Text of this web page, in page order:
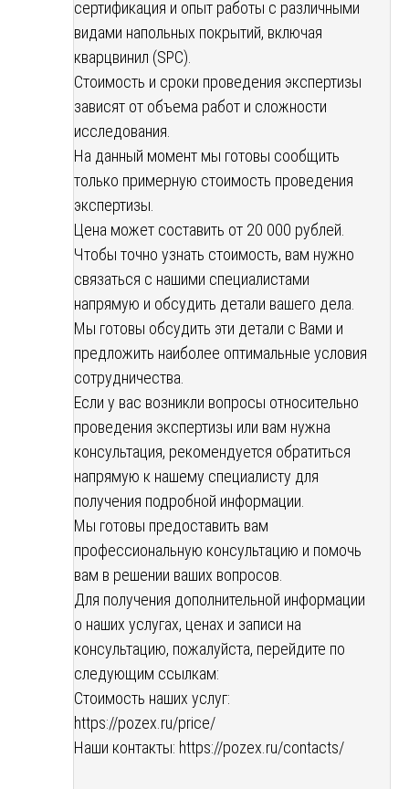
сертификация и опыт работы с различными
видами напольных покрытий, включая
кварцвинил (SPC).
Стоимость и сроки проведения экспертизы
зависят от объема работ и сложности
исследования.
На данный момент мы готовы сообщить
только примерную стоимость проведения
экспертизы.
Цена может составить от 20 000 рублей.
Чтобы точно узнать стоимость, вам нужно
связаться с нашими специалистами
напрямую и обсудить детали вашего дела.
Мы готовы обсудить эти детали с Вами и
предложить наиболее оптимальные условия
сотрудничества.
Если у вас возникли вопросы относительно
проведения экспертизы или вам нужна
консультация, рекомендуется обратиться
напрямую к нашему специалисту для
получения подробной информации.
Мы готовы предоставить вам
профессиональную консультацию и помочь
вам в решении ваших вопросов.
Для получения дополнительной информации
о наших услугах, ценах и записи на
консультацию, пожалуйста, перейдите по
следующим ссылкам:
Стоимость наших услуг:
https://pozex.ru/price/
Наши контакты: https://pozex.ru/contacts/